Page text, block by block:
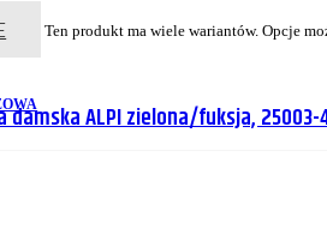
Ten produkt ma wiele wariantów. Opcje
damska ALPI zielona/fuksja,